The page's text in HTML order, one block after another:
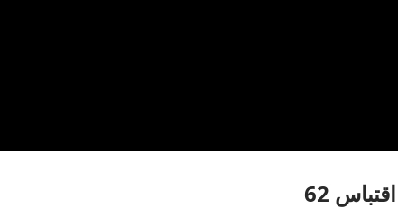
62